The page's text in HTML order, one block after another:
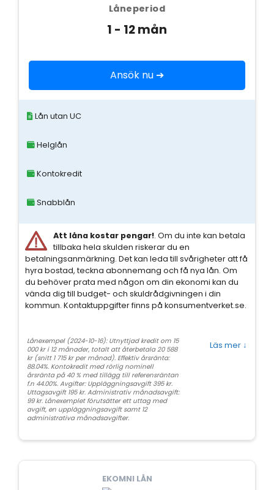
Låneperiod
1 - 12 mån
Ansök nu ➔
Lån utan UC
Helglån
Kontokredit
Snabblån
Att låna kostar pengar!. Om du inte kan betala
tillbaka hela skulden riskerar du en
betalningsanmärkning. Det kan leda till svårigheter att få
hyra bostad, teckna abonnemang och få nya lån. Om
du behöver prata med någon om din ekonomi kan du
vända dig till budget- och skuldrådgivningen i din
kommun. Kontaktuppgifter finns på konsumentverket.se.
Lånexempel (2024-10-16): Utnyttjad kredit om 15
000 kr i 12 månader, totalt att återbetala 20 588
kr (snitt 1 715 kr per månad). Effektiv årsränta:
88.04%. Kontokredit med rörlig nominell
årsränta på 40 % med tillägg till referensräntan
f.n 44.00%. Avgifter: Uppläggningsavgift 395 kr.
Uttagsavgift 195 kr. Administrativ månadsavgift:
99 kr. Lånexemplet förutsätter ett uttag med
avgift, en uppläggningsavgift samt 12
administrativa månadsavgifter.
Läs mer ↓
EKOMNI LÅN